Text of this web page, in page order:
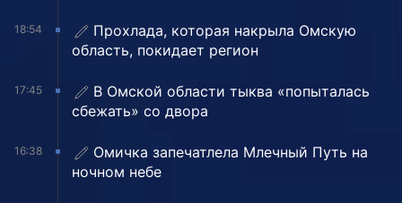
18:54
Прохлада, которая накрыла Омскую
область, покидает регион
17:45
В Омской области тыква «попыталась
сбежать» со двора
16:38
Омичка запечатлела Млечный Путь на
ночном небе